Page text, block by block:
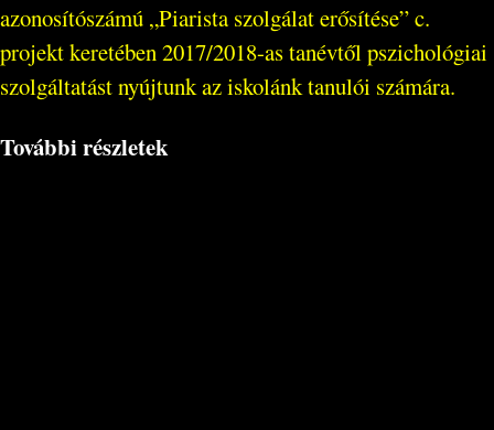
azonosítószámú „Piarista szolgálat erősítése” c.
projekt keretében 2017/2018-as tanévtől pszichológiai
szolgáltatást nyújtunk az iskolánk tanulói számára.
További részletek